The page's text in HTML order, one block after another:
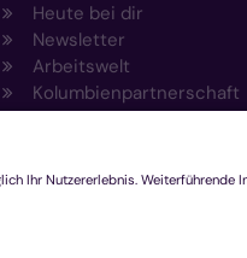
Heute bei dir
Newsletter
Arbeitswelt
Kolumbienpartnerschaft
Fundraising